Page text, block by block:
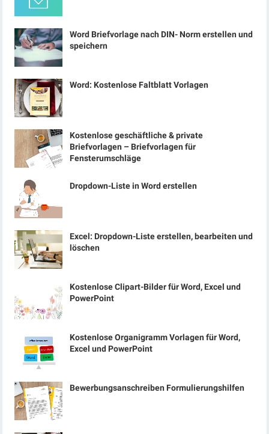
Word Briefvorlage nach DIN- Norm erstellen und
speichern
Word: Kostenlose Faltblatt Vorlagen
Kostenlose geschäftliche & private
Briefvorlagen – Briefvorlagen für
Fensterumschläge
Dropdown-Liste in Word erstellen
Excel: Dropdown-Liste erstellen, bearbeiten und
löschen
Kostenlose Clipart-Bilder für Word, Excel und
PowerPoint
Kostenlose Organigramm Vorlagen für Word,
Excel und PowerPoint
Bewerbungsanschreiben Formulierungshilfen